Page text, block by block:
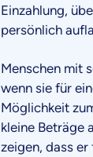
Einzahlung,
persönlich
Menschen mit
wenn sie für
Möglichkeit
kleine Beträge
zeigen, dass